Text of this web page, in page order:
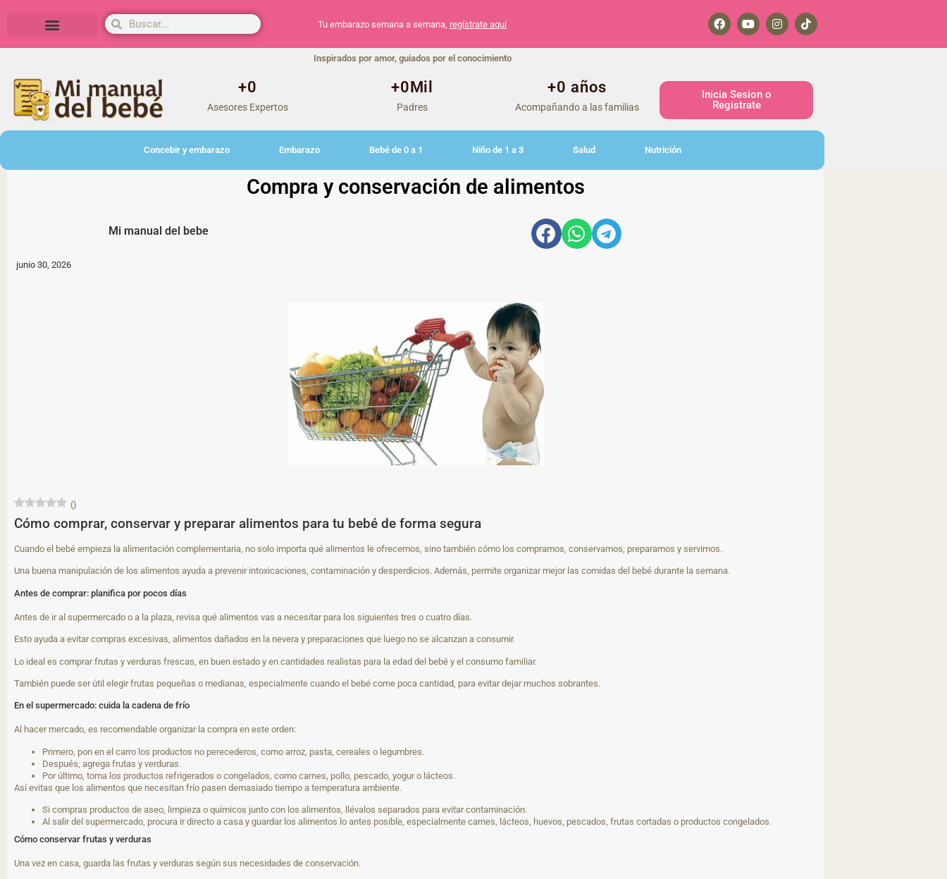
Tu embarazo semana a semana, regístrate aquí
Inspirados por amor, guiados por el conocimiento
Asesores Expertos
+0
Padres
+0Mil
Acompañando a las familias
+0 años
Inicia Sesion o
Registrate
Concebir y embarazo Embarazo Bebé de 0 a 1 Niño de 1 a 3 Salud Nutrición
Compra y conservación de alimentos
Mi manual del bebe
junio 30, 2026
()
Cómo comprar, conservar y preparar alimentos para tu bebé de forma segura
Cuando el bebé empieza la alimentación complementaria, no solo importa qué alimentos le ofrecemos, sino también cómo los compramos, conservamos, preparamos y servimos.
Una buena manipulación de los alimentos ayuda a prevenir intoxicaciones, contaminación y desperdicios. Además, permite organizar mejor las comidas del bebé durante la semana.
Antes de comprar: planifica por pocos días
Antes de ir al supermercado o a la plaza, revisa qué alimentos vas a necesitar para los siguientes tres o cuatro días.
Esto ayuda a evitar compras excesivas, alimentos dañados en la nevera y preparaciones que luego no se alcanzan a consumir.
Lo ideal es comprar frutas y verduras frescas, en buen estado y en cantidades realistas para la edad del bebé y el consumo familiar.
También puede ser útil elegir frutas pequeñas o medianas, especialmente cuando el bebé come poca cantidad, para evitar dejar muchos sobrantes.
En el supermercado: cuida la cadena de frío
Al hacer mercado, es recomendable organizar la compra en este orden:
Primero, pon en el carro los productos no perecederos, como arroz, pasta, cereales o legumbres.
Después, agrega frutas y verduras.
Por último, toma los productos refrigerados o congelados, como carnes, pollo, pescado, yogur o lácteos.
Así evitas que los alimentos que necesitan frío pasen demasiado tiempo a temperatura ambiente.
Si compras productos de aseo, limpieza o químicos junto con los alimentos, llévalos separados para evitar contaminación.
Al salir del supermercado, procura ir directo a casa y guardar los alimentos lo antes posible, especialmente carnes, lácteos, huevos, pescados, frutas cortadas o productos congelados.
Cómo conservar frutas y verduras
Una vez en casa, guarda las frutas y verduras según sus necesidades de conservación.